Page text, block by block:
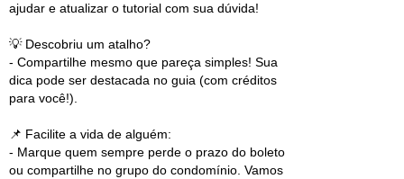
ajudar e atualizar o tutorial com sua dúvida!
💡 Descobriu um atalho?
- Compartilhe mesmo que pareça simples! Sua
dica pode ser destacada no guia (com créditos
para você!).
📌 Facilite a vida de alguém:
- Marque quem sempre perde o prazo do boleto
ou compartilhe no grupo do condomínio. Vamos